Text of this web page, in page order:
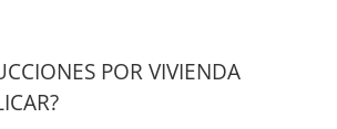
POR VIVIENDA